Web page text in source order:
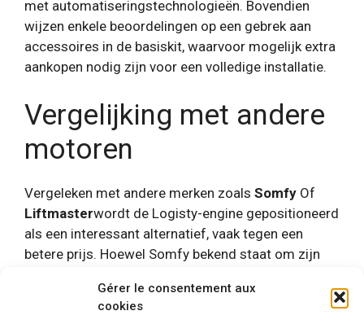
Gérer le consentement aux
cookies
met automatiseringstechnologieën. Bovendien
wijzen enkele beoordelingen op een gebrek aan
accessoires in de basiskit, waarvoor mogelijk extra
aankopen nodig zijn voor een volledige installatie.
Vergelijking met andere
motoren
Vergeleken met andere merken zoals Somfy Of
Liftmasterwordt de Logisty-engine gepositioneerd
als een interessant alternatief, vaak tegen een
betere prijs. Hoewel Somfy bekend staat om zijn
kwaliteitverhouding van Logisty veel gebruikers
overtuigd. Door effectieve vergelijkingen is het